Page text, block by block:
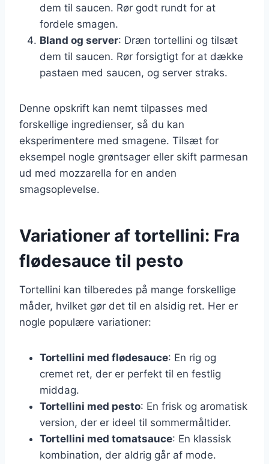
dem til saucen. Rør godt rundt for at
fordele smagen.
Bland og server: Dræn tortellini og tilsæt
dem til saucen. Rør forsigtigt for at dække
pastaen med saucen, og server straks.
Denne opskrift kan nemt tilpasses med
forskellige ingredienser, så du kan
eksperimentere med smagene. Tilsæt for
eksempel nogle grøntsager eller skift parmesan
ud med mozzarella for en anden
smagsoplevelse.
Variationer af tortellini: Fra
flødesauce til pesto
Tortellini kan tilberedes på mange forskellige
måder, hvilket gør det til en alsidig ret. Her er
nogle populære variationer:
Tortellini med flødesauce: En rig og
cremet ret, der er perfekt til en festlig
middag.
Tortellini med pesto: En frisk og aromatisk
version, der er ideel til sommermåltider.
Tortellini med tomatsauce: En klassisk
kombination, der aldrig går af mode.